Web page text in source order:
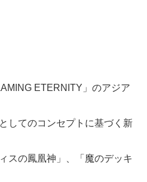
ETERNITY」のアジア
してのコンセプトに基づく新
スの鳳凰神」、「魔のデッキ